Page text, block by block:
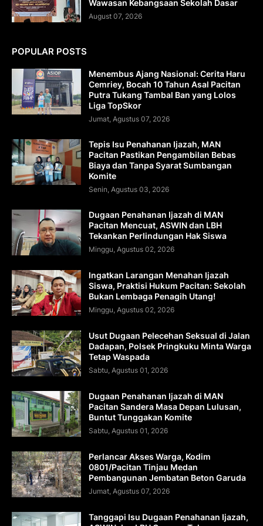
Wawasan Kebangsaan Sekolah Dasar
August 07, 2026
POPULAR POSTS
Menembus Ajang Nasional: Cerita Haru
Cemriey, Bocah 10 Tahun Asal Pacitan
Putra Tukang Tambal Ban yang Lolos
Liga TopSkor
Jumat, Agustus 07, 2026
Tepis Isu Penahanan Ijazah, MAN
Pacitan Pastikan Pengambilan Bebas
Biaya dan Tanpa Syarat Sumbangan
Komite
Senin, Agustus 03, 2026
Dugaan Penahanan Ijazah di MAN
Pacitan Mencuat, ASWIN dan LBH
Tekankan Perlindungan Hak Siswa
Minggu, Agustus 02, 2026
Ingatkan Larangan Menahan Ijazah
Siswa, Praktisi Hukum Pacitan: Sekolah
Bukan Lembaga Penagih Utang!
Minggu, Agustus 02, 2026
Usut Dugaan Pelecehan Seksual di Jalan
Dadapan, Polsek Pringkuku Minta Warga
Tetap Waspada
Sabtu, Agustus 01, 2026
Dugaan Penahanan Ijazah di MAN
Pacitan Sandera Masa Depan Lulusan,
Buntut Tunggakan Komite
Sabtu, Agustus 01, 2026
Perlancar Akses Warga, Kodim
0801/Pacitan Tinjau Medan
Pembangunan Jembatan Beton Garuda
Jumat, Agustus 07, 2026
Tanggapi Isu Dugaan Penahanan Ijazah,